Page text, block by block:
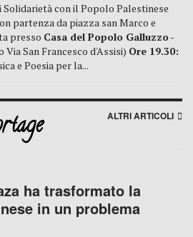
con il Popolo Palestinese
partenza da piazza san Marco e
presso Casa del Popolo Galluzzo-
Via San Francesco d'Assisi) Ore 19.30:
e Poesia per la...
ALTRI ARTICOLI
ha trasformato la
in un problema